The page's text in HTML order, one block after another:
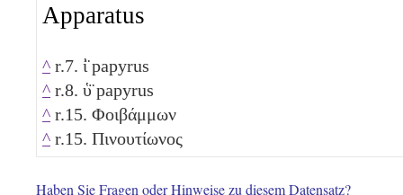
Apparatus
^ r.7. ἰ̈ papyrus
^ r.8. ὑ̈ papyrus
^ r.15. Φοιβάμμων
^ r.15. Πινουτίωνος
Haben Sie Fragen oder Hinweise zu diesem Datensatz?